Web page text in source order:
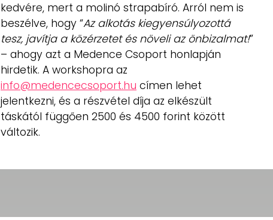
kedvére, mert a molinó strapabíró. Arról nem is
beszélve, hogy “Az alkotás kiegyensúlyozottá
tesz, javítja a közérzetet és növeli az önbizalmat!”
– ahogy azt a Medence Csoport honlapján
hirdetik. A workshopra az
info@medencecsoport.hu címen lehet
jelentkezni, és a részvétel díja az elkészült
táskától függően 2500 és 4500 forint között
változik.